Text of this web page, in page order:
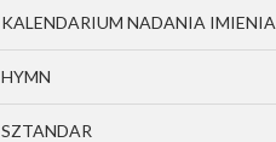
KALENDARIUM NADANIA IMIENIA
HYMN
SZTANDAR